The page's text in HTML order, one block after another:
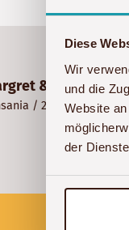
Diese
Wir
und die
Website
der
& Lutz
/ 2019